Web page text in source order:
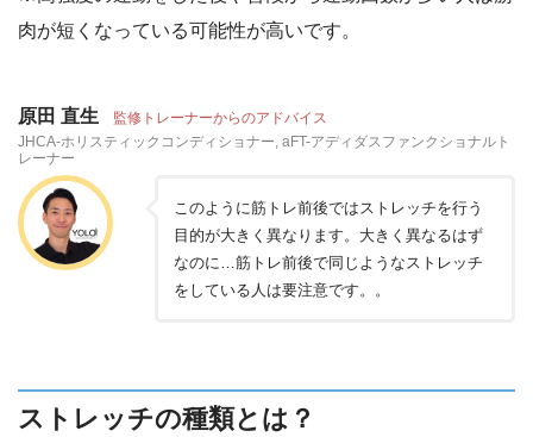
肉が短くなっている可能性が高いです。
原田 直生 監修トレーナーからのアドバイス
JHCA-ホリスティックコンディショナー, aFT-アディダスファンクショナルト
レーナー
このように筋トレ前後ではストレッチを行う
目的が大きく異なります。大きく異なるはず
なのに…筋トレ前後で同じようなストレッチ
をしている人は要注意です。。
ストレッチの種類とは？